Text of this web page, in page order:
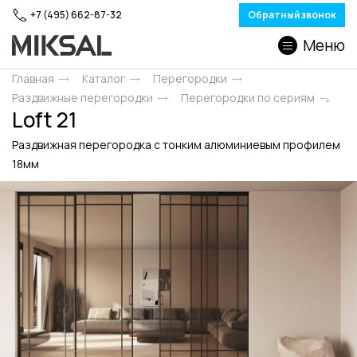
+7 (495) 662-87-32 Обратный звонок
Меню
Главная Каталог
Перегородки
Раздвижные перегородки
Перегородки по сериям
Loft 21
Раздвижная перегородка с тонким алюминиевым профилем
18мм